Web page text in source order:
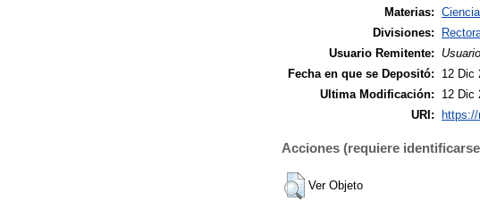
Materias:
Divisiones:
Usuario Remitente:
Fecha en que se Depositó:
12 Dic
Ultima Modificación:
12 Dic
URI:
Acciones (requiere
Ver Objeto